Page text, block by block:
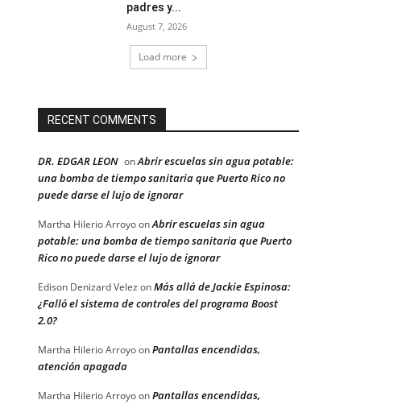
padres y...
August 7, 2026
Load more
RECENT COMMENTS
DR. EDGAR LEON onAbrir escuelas sin agua potable:
una bomba de tiempo sanitaria que Puerto Rico no
puede darse el lujo de ignorar
Martha Hilerio ArroyoonAbrir escuelas sin agua
potable: una bomba de tiempo sanitaria que Puerto
Rico no puede darse el lujo de ignorar
Edison Denizard Velez onMás allá de Jackie Espinosa:
¿Falló el sistema de controles del programa Boost
2.0?
Martha Hilerio ArroyoonPantallas encendidas,
atención apagada
Martha Hilerio ArroyoonPantallas encendidas,